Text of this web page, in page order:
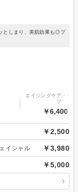
としまり、美肌効果も◎プ
エイジングケア・リ
プ
￥6,400～
￥2,500
イシャル ￥3,980
￥5,000